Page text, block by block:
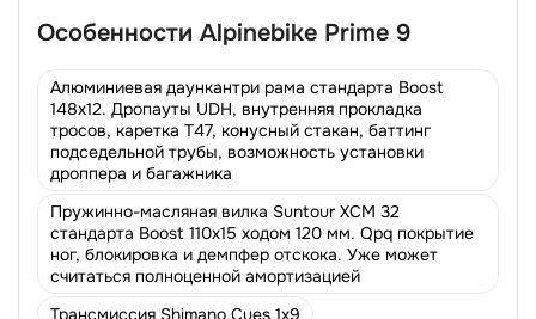
Особенности Alpinebike Prime 9
Алюминиевая даункантри рама стандарта Boost
148х12. Дропауты UDH, внутренняя прокладка
тросов, каретка Т47, конусный стакан, баттинг
подседельной трубы, возможность установки
дроппера и багажника
Пружинно-масляная вилка Suntour XCM 32
стандарта Boost 110x15 ходом 120 мм. Qpq покрытие
ног, блокировка и демпфер отскока. Уже может
считаться полноценной амортизацией
Трансмиссия Shimano Cues 1х9